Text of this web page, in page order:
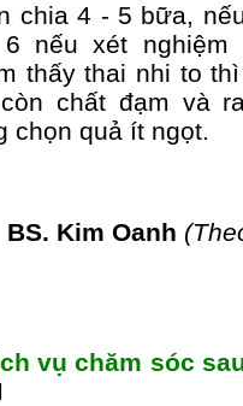
chia 4 - 5 bữa,
nếu xét nghiệm
thấy thai nhi to
chất đạm và
chọn quả ít ngọt.
BS. Kim Oanh
vụchăm sóc